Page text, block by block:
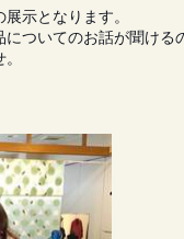
示となります。
ついてのお話が聞ける